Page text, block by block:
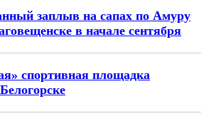
заплыв на сапах по Амуру
в начале сентября
спортивная площадка